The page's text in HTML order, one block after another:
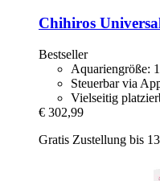
Chihiros
Bestseller
Aquariengröße:
Steuerbar via
Vielseitig
€ 302,99
Gratis Zustellung bis